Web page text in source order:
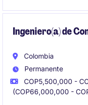
Ingeniero(a) de
Colombia
Permanente
COP5,500,000 -
(COP66,000,000 -